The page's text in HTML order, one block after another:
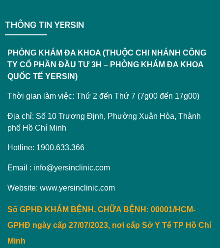
THÔNG TIN YERSIN
PHÒNG KHÁM ĐA KHOA (THUỘC CHI NHÁNH CÔNG
TY CỔ PHẦN ĐẦU TƯ 3H – PHÒNG KHÁM ĐA KHOA
QUỐC TẾ YERSIN)
Thời gian làm việc: Thứ 2 đến Thứ 7 (7g00 đến 17g00)
Địa chỉ: Số 10 Trương Định, Phường Xuân Hòa, Thành
phố Hồ Chí Minh
Hotline: 1900.633.366
Email : info@yersinclinic.com
Website: www.yersinclinic.com
Số GPHĐ KHÁM BỆNH, CHỮA BỆNH: 00001/HCM-
GPHĐ ngày cấp 27/07/2023, nơi cấp Sở Y Tế TP Hồ Chí
Minh